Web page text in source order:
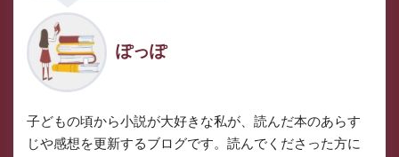
ぽっぽ
子どもの頃から小説が大好きな私が、読んだ本のあらす
じや感想を更新するブログです。読んでくださった方に